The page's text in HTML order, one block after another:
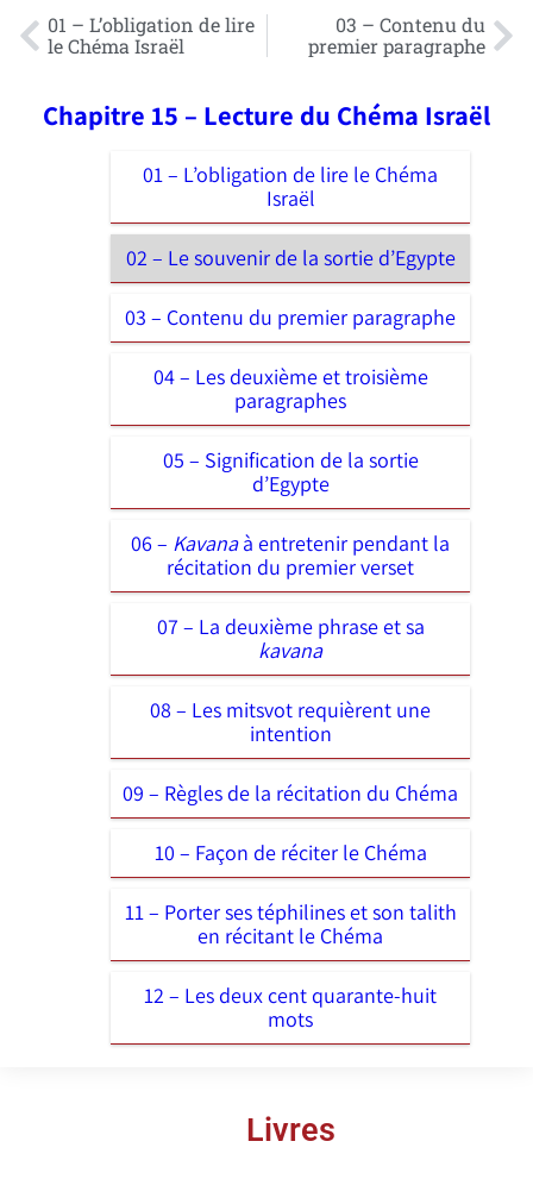
01 – L’obligation de lire
le Chéma Israël
03 – Contenu du
premier paragraphe
Chapitre 15 – Lecture du Chéma Israël
01 – L’obligation de lire le Chéma
Israël
02 – Le souvenir de la sortie d’Egypte
03 – Contenu du premier paragraphe
04 – Les deuxième et troisième
paragraphes
05 – Signification de la sortie
d’Egypte
06 – Kavanaà entretenir pendant la
récitation du premier verset
07 – La deuxième phrase et sa
kavana
08 – Les mitsvot requièrent une
intention
09 – Règles de la récitation du Chéma
10 – Façon de réciter le Chéma
11 – Porter ses téphilines et son talith
en récitant le Chéma
12 – Les deux cent quarante-huit
mots
Livres